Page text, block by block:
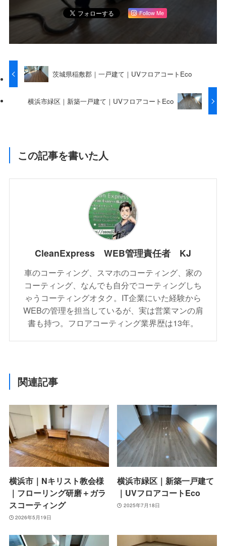
Follow Me
茨城県稲敷郡｜一戸建て｜UVフロアコートEco
横浜市緑区｜新築一戸建て｜UVフロアコートEco
この記事を書いた人
CleanExpress WEB管理責任者 KJ
車のコーティング、スマホのコーティング、家の
コーティング、なんでも自分でコーティングしち
ゃうコーティングオタク。IT企業にいた経験から
WEBの管理を担当しているが、実は営業マンの肩
書も持つ。フロアコーティング業界歴は13年。
関連記事
横浜市｜Nキリスト教会様
｜フローリング研磨＋ガラ
スコーティング
2026年5月19日
横浜市緑区｜新築一戸建て
｜UVフロアコートEco
2025年7月18日